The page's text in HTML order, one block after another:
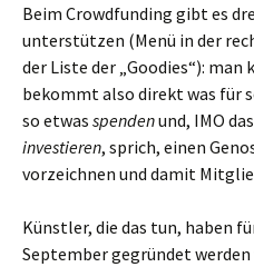
Beim Crowdfunding gibt es
unterstützen (Menü in der
der Liste der „Goodies“): man
bekommt also direkt was für
so etwas spendenund, IMO
investieren, sprich, einen
vorzeichnen und damit
Künstler, die das tun, haben
September gegründet